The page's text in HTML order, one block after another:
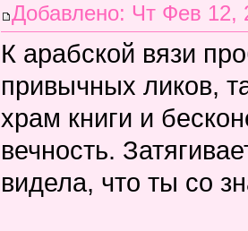
Добавлено: Чт Фев 12,
К арабской вязи
привычных ликов,
храм книги и
вечность.
видела, что ты со